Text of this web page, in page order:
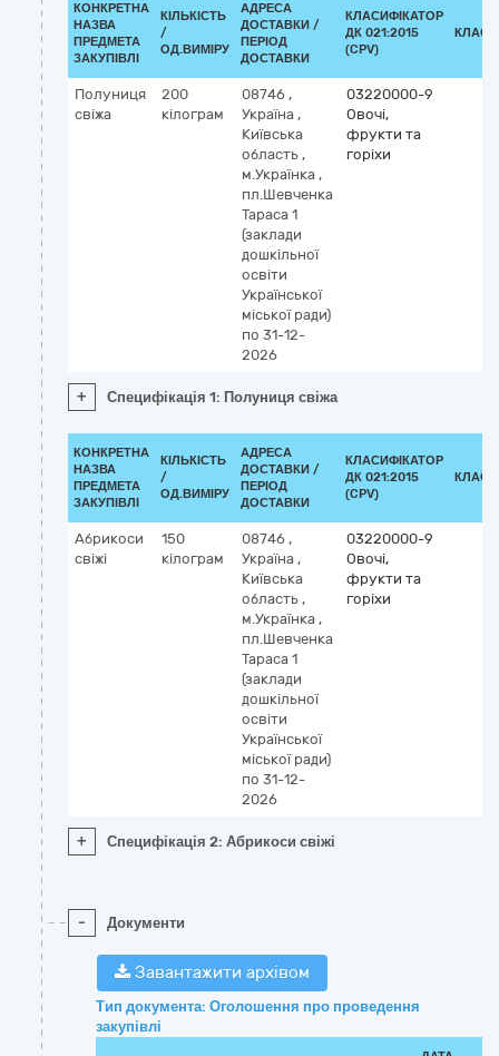
КОНКРЕТНА
НАЗВА
ПРЕДМЕТА
ЗАКУПІВЛІ
КІЛЬКІСТЬ
/
ОД.ВИМІРУ
АДРЕСА
ДОСТАВКИ /
ПЕРІОД
ДОСТАВКИ
КЛАСИФІКАТОР
ДК 021:2015
(CPV)
Полуниця
свіжа
200
кілограм
08746 ,
Україна ,
Київська
область ,
м.Українка ,
пл.Шевченка
Тараса 1
(заклади
дошкільної
освіти
Української
міської ради)
по 31-12-
2026
03220000-9
Овочі,
фрукти та
горіхи
+ Специфікація 1: Полуниця свіжа
КОНКРЕТНА
НАЗВА
ПРЕДМЕТА
ЗАКУПІВЛІ
КІЛЬКІСТЬ
/
ОД.ВИМІРУ
АДРЕСА
ДОСТАВКИ /
ПЕРІОД
ДОСТАВКИ
КЛАСИФІКАТОР
ДК 021:2015
(CPV)
Абрикоси
свіжі
150
кілограм
08746 ,
Україна ,
Київська
область ,
м.Українка ,
пл.Шевченка
Тараса 1
(заклади
дошкільної
освіти
Української
міської ради)
по 31-12-
2026
03220000-9
Овочі,
фрукти та
горіхи
+ Специфікація 2: Абрикоси свіжі
- Документи
Завантажити архівом
Тип документа: Оголошення про проведення
закупівлі